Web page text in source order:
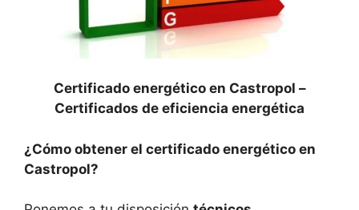
Certificado energético en Castropol –
Certificados de eficiencia energética
¿Cómo obtener el certificado energético en
Castropol?